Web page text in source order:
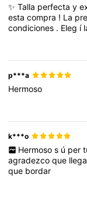
✨Talla perfectay
estacompra ! La
condiciones . Eleg í
despuésde
encant ó el corte
paraeldí a como
unostenis
p***a
Hermoso
k***o
Hermoso s ú per
agradezcoque
que bordar